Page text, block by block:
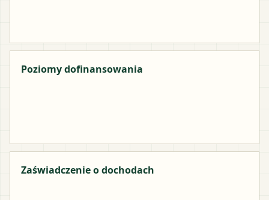
Poziomy dofinansowania
Zaświadczenie o dochodach